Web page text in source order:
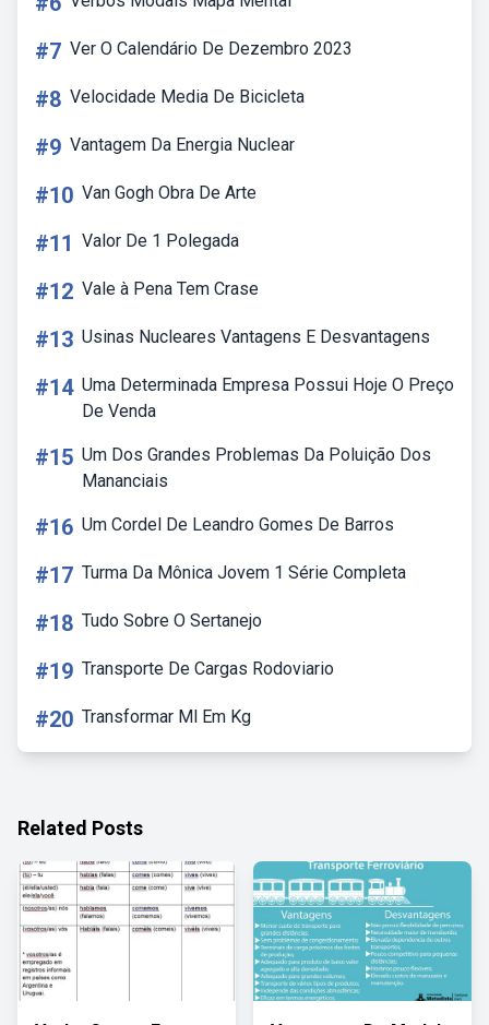
#7 Ver O Calendário De Dezembro 2023
#8 Velocidade Media De Bicicleta
#9 Vantagem Da Energia Nuclear
#10 Van Gogh Obra De Arte
#11 Valor De 1 Polegada
#12 Vale à Pena Tem Crase
#13 Usinas Nucleares Vantagens E Desvantagens
#14 Uma Determinada Empresa Possui Hoje O Preço
De Venda
#15 Um Dos Grandes Problemas Da Poluição Dos
Mananciais
#16 Um Cordel De Leandro Gomes De Barros
#17 Turma Da Mônica Jovem 1 Série Completa
#18 Tudo Sobre O Sertanejo
#19 Transporte De Cargas Rodoviario
#20 Transformar Ml Em Kg
Related Posts